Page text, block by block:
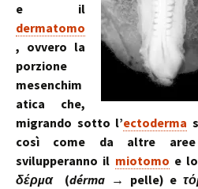
e il
dermatomo
, ovvero la
porzione
mesenchim
atica che,
migrando sotto l’ectoderma
così come da altre
svilupperanno il miotomo e
δέρμα
(dérma → pelle) e